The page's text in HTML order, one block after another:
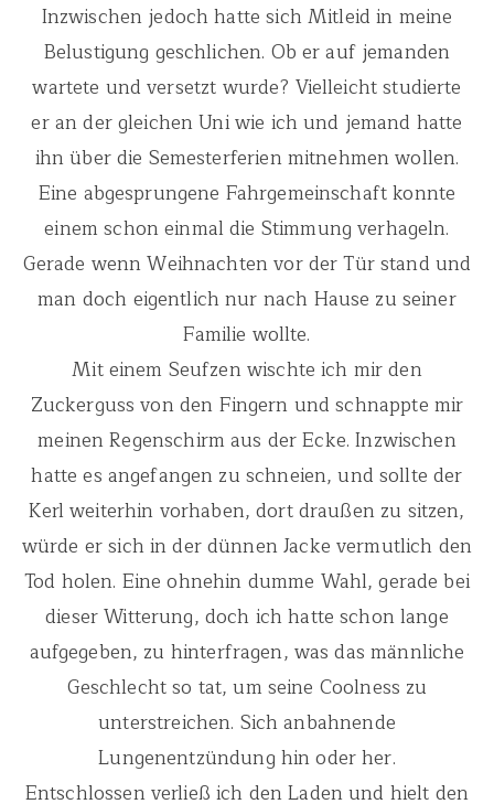
Inzwischen jedoch hatte sich Mitleid in meine
Belustigung geschlichen. Ob er auf jemanden
wartete und versetzt wurde? Vielleicht studierte
er an der gleichen Uni wie ich und jemand hatte
ihn über die Semesterferien mitnehmen wollen.
Eine abgesprungene Fahrgemeinschaft konnte
einem schon einmal die Stimmung verhageln.
Gerade wenn Weihnachten vor der Tür stand und
man doch eigentlich nur nach Hause zu seiner
Familie wollte.
Mit einem Seufzen wischte ich mir den
Zuckerguss von den Fingern und schnappte mir
meinen Regenschirm aus der Ecke. Inzwischen
hatte es angefangen zu schneien, und sollte der
Kerl weiterhin vorhaben, dort draußen zu sitzen,
würde er sich in der dünnen Jacke vermutlich den
Tod holen. Eine ohnehin dumme Wahl, gerade bei
dieser Witterung, doch ich hatte schon lange
aufgegeben, zu hinterfragen, was das männliche
Geschlecht so tat, um seine Coolness zu
unterstreichen. Sich anbahnende
Lungenentzündung hin oder her.
Entschlossen verließ ich den Laden und hielt den